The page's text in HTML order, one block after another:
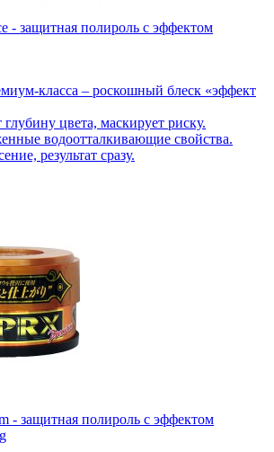
- защитная полироль с эффектом
класса – роскошный блеск «эффект
цвета, маскирует риску.
водоотталкивающие свойства.
результат сразу.
- защитная полироль с эффектом